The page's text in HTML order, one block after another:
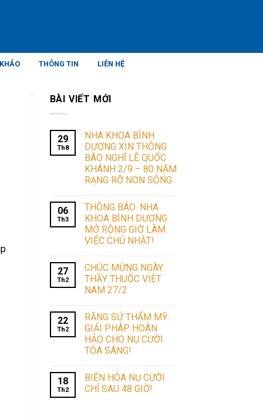
THÔNG TIN LIÊN HỆ
BÀI VIẾT MỚI
29
Th8
NHA KHOA BÌNH
DƯƠNG XIN THÔNG
BÁO NGHĨ LỄ QUỐC
KHÁNH 2/9 – 80 NĂM
RẠNG RỠ NON SÔNG
06
Th3
THÔNG BÁO: NHA
KHOA BÌNH DƯƠNG
MỞ RỘNG GIỜ LÀM
VIỆC CHỦ NHẬT!
27
Th2
CHÚC MỪNG NGÀY
THẦY THUỐC VIỆT
NAM 27/2
22
Th2
RĂNG SỨ THẨM MỸ:
GIẢI PHÁP HOÀN
HẢO CHO NỤ CƯỜI
TỎA SÁNG!
18
Th2
BIẾN HÓA NỤ CƯỜI
CHỈ SAU 48 GIỜ!